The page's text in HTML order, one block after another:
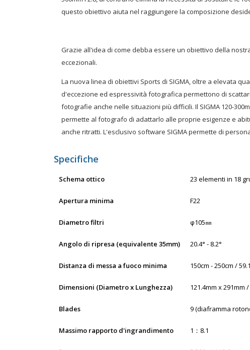
questo obiettivo aiuta nel raggiungere la composizione
Grazie all'idea di come debba essere un obiettivo della
eccezionali.
La nuova linea di obiettivi Sports di SIGMA, oltre a elevata
d'eccezione ed espressività fotografica permettono di
fotografie anche nelle situazioni più difficili. Il SIGMA 120-
permette al fotografo di adattarlo alle proprie esigenze e
anche ritratti. L'esclusivo software SIGMA permette di
Specifiche
Schema ottico 23 elementi in 18
Apertura minima F22
Diametro filtri φ105㎜
Angolo di ripresa (equivalente 35mm) 20.4° - 8.2°
Distanza di messa a fuoco minima 150cm - 250cm /
Dimensioni (Diametro x Lunghezza) 121.4mm x 291mm
Blades 9 (diaframma
Massimo rapporto d'ingrandimento 1：8.1